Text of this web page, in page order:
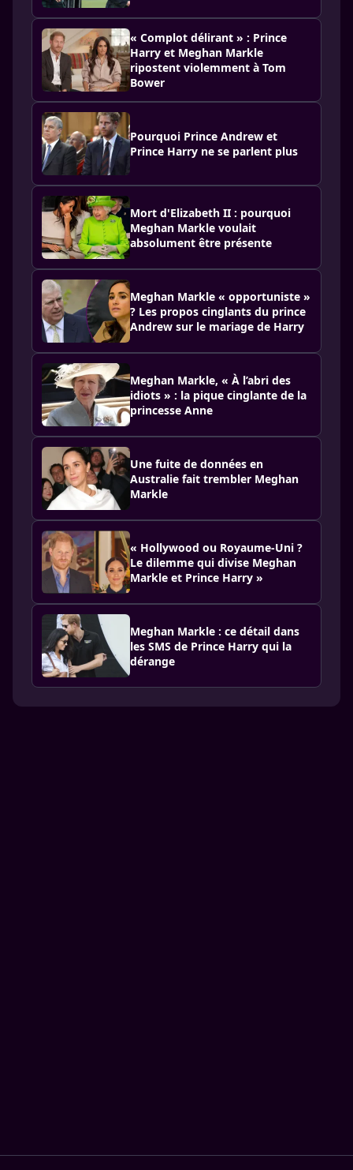
« Complot délirant » : Prince
Harry et Meghan Markle
ripostent violemment à Tom
Bower
Pourquoi Prince Andrew et
Prince Harry ne se parlent plus
Mort d'Elizabeth II : pourquoi
Meghan Markle voulait
absolument être présente
Meghan Markle « opportuniste »
? Les propos cinglants du prince
Andrew sur le mariage de Harry
Meghan Markle, « À l’abri des
idiots » : la pique cinglante de la
princesse Anne
Une fuite de données en
Australie fait trembler Meghan
Markle
« Hollywood ou Royaume-Uni ?
Le dilemme qui divise Meghan
Markle et Prince Harry »
Meghan Markle : ce détail dans
les SMS de Prince Harry qui la
dérange